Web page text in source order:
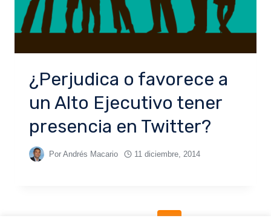
¿Perjudica o favorece a
un Alto Ejecutivo tener
presencia en Twitter?
Por Andrés Macario 11 diciembre, 2014